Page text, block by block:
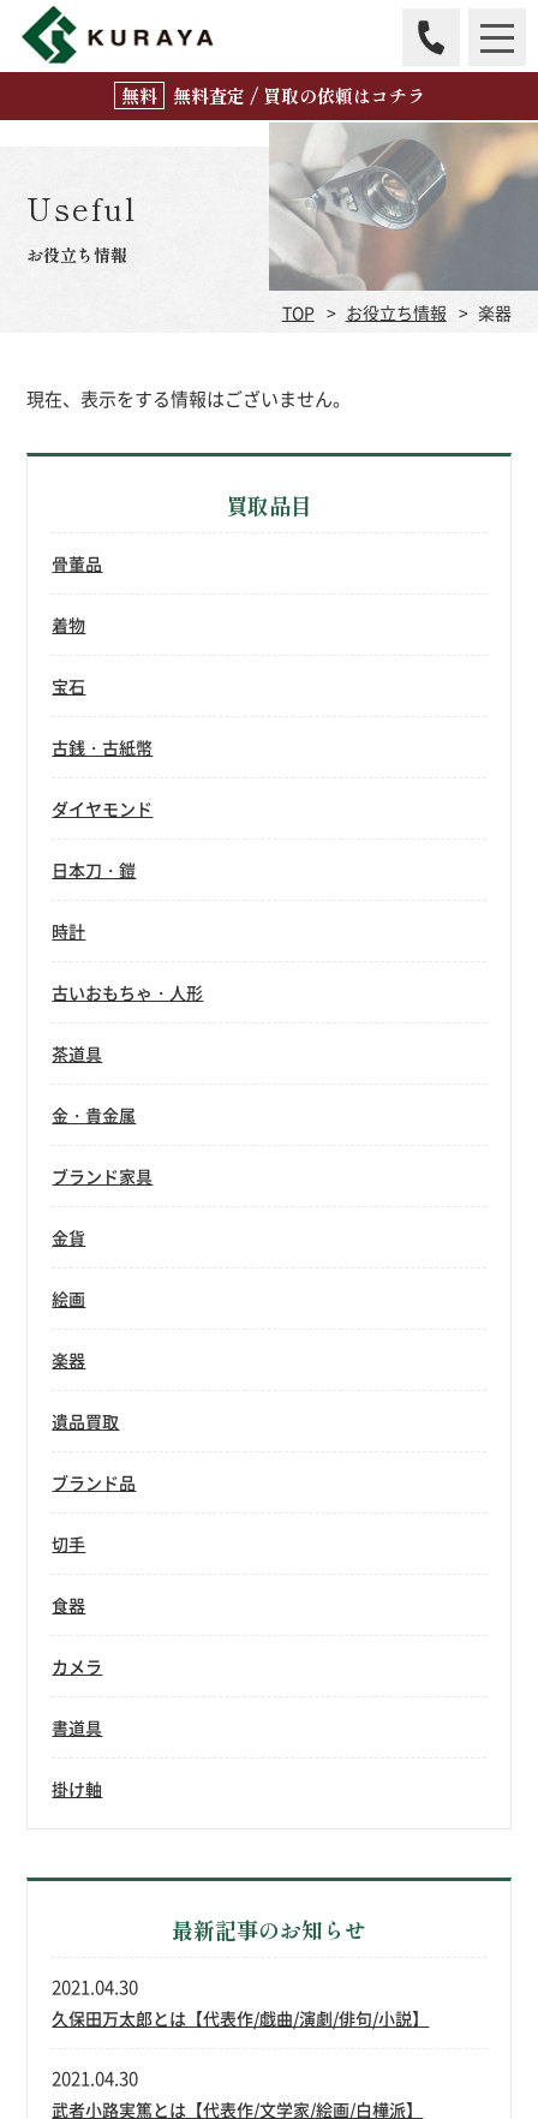
無料査定 / 買取の依頼はコチラ
Useful
お役立ち情報
TOP お役立ち情報 楽器
現在、表示をする情報はございません。
買取品目
骨董品
着物
宝石
古銭・古紙幣
ダイヤモンド
日本刀・鎧
時計
古いおもちゃ・人形
茶道具
金・貴金属
ブランド家具
金貨
絵画
楽器
遺品買取
ブランド品
切手
食器
カメラ
書道具
掛け軸
最新記事のお知らせ
久保田万太郎とは【代表作/戯曲/演劇/俳句/小説】
2021.04.30
武者小路実篤とは【代表作/文学家/絵画/白樺派】
2021.04.30